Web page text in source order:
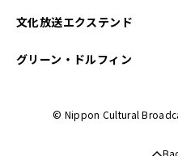
文化放送エクステンド
グリーン・ドルフィン
© Nippon Cultural